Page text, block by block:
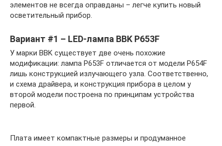
элементов не всегда оправданы – легче купить новый
осветительный прибор.
Вариант #1 – LED-лампа BBK P653F
У марки BBK существует две очень похожие
модификации: лампа P653F отличается от модели P654F
лишь конструкцией излучающего узла. Соответственно,
и схема драйвера, и конструкция прибора в целом у
второй модели построена по принципам устройства
первой.
Плата имеет компактные размеры и продуманное